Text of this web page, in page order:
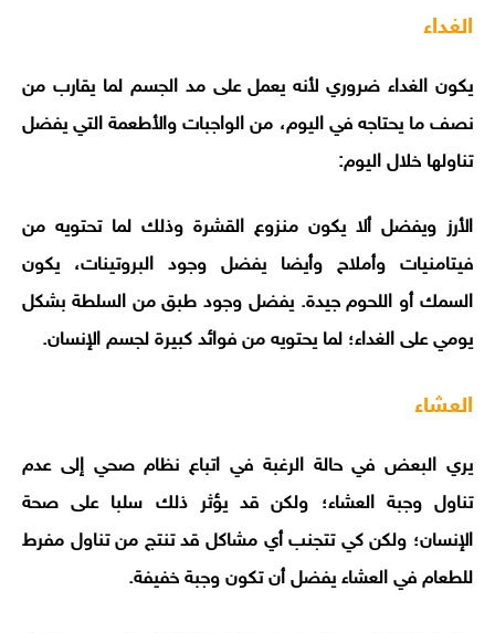
الغداء
يكون الغداء ضروري لأنه يعمل على مد الجسم لما يقارب من
نصف ما يحتاجه في اليوم، من الواجبات والأطعمة التي يفضل
تناولها خلال اليوم:
الأرز ويفضل ألا يكون منزوع القشرة وذلك لما تحتويه من
فيتامنيات وأملاح وأيضا يفضل وجود البروتينات، يكون
السمك أو اللحوم جيدة. يفضل وجود طبق من السلطة بشكل
يومي على الغداء؛ لما يحتويه من فوائد كبيرة لجسم الإنسان.
العشاء
يري البعض في حالة الرغبة في اتباع نظام صحي إلى عدم
تناول وجبة العشاء؛ ولكن قد يؤثر ذلك سلبا على صحة
الإنسان؛ ولكن كي تتجنب أي مشاكل قد تنتج من تناول مفرط
للطعام في العشاء يفضل أن تكون وجبة خفيفة.